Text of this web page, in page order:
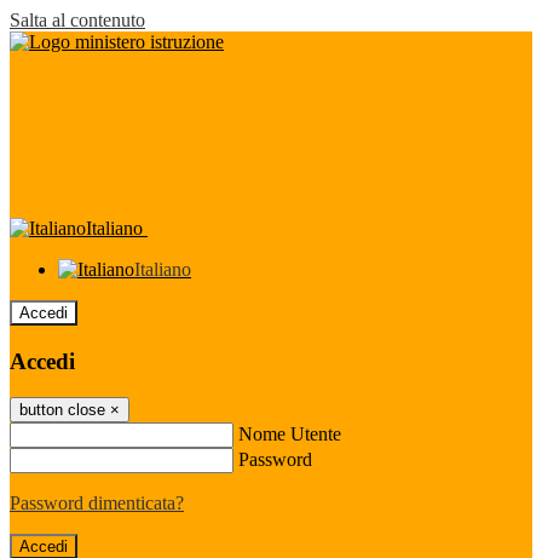
Salta al contenuto
Italiano
Italiano
Accedi
Accedi
button close ×
Nome Utente
Password
Password dimenticata?